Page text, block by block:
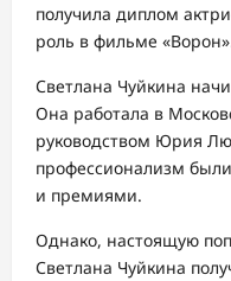
получила диплом
роль в фильме
Светлана Чуйкина
Она работала в
руководством Юрия
профессионализм
и премиями.
Однако, настоящую
Светлана Чуйкина